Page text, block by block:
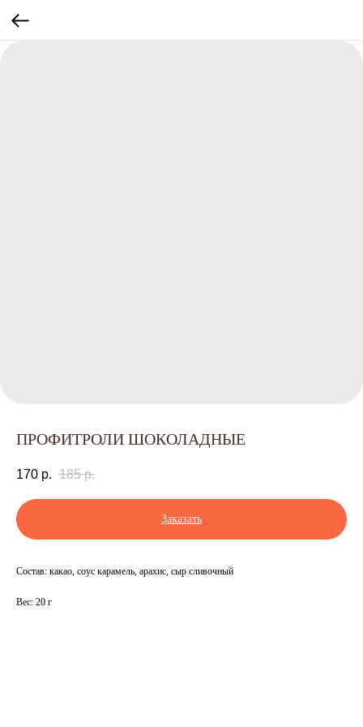
ПРОФИТРОЛИ ШОКОЛАДНЫЕ
170 р. 185 р.
Заказать
Состав: какао, соус карамель, арахис, сыр сливочный
Вес: 20 г